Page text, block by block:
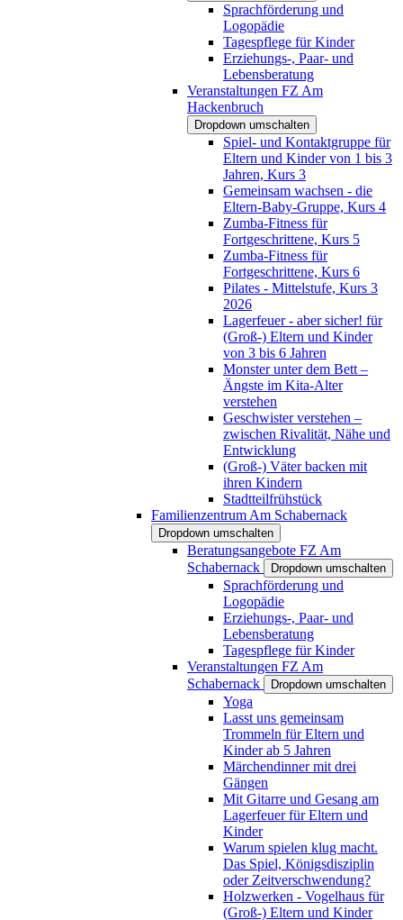
Sprachförderung und
Logopädie
Tagespflege für Kinder
Erziehungs-, Paar- und
Lebensberatung
Veranstaltungen FZ Am
Hackenbruch
Dropdown umschalten
Spiel- und Kontaktgruppe für
Eltern und Kinder von 1 bis 3
Jahren, Kurs 3
Gemeinsam wachsen - die
Eltern-Baby-Gruppe, Kurs 4
Zumba-Fitness für
Fortgeschrittene, Kurs 5
Zumba-Fitness für
Fortgeschrittene, Kurs 6
Pilates - Mittelstufe, Kurs 3
2026
Lagerfeuer - aber sicher! für
(Groß-) Eltern und Kinder
von 3 bis 6 Jahren
Monster unter dem Bett –
Ängste im Kita-Alter
verstehen
Geschwister verstehen –
zwischen Rivalität, Nähe und
Entwicklung
(Groß-) Väter backen mit
ihren Kindern
Stadtteilfrühstück
Familienzentrum Am Schabernack
Dropdown umschalten
Beratungsangebote FZ Am
Schabernack
Dropdown umschalten
Sprachförderung und
Logopädie
Erziehungs-, Paar- und
Lebensberatung
Tagespflege für Kinder
Veranstaltungen FZ Am
Schabernack
Dropdown umschalten
Yoga
Lasst uns gemeinsam
Trommeln für Eltern und
Kinder ab 5 Jahren
Märchendinner mit drei
Gängen
Mit Gitarre und Gesang am
Lagerfeuer für Eltern und
Kinder
Warum spielen klug macht.
Das Spiel, Königsdisziplin
oder Zeitverschwendung?
Holzwerken - Vogelhaus für
(Groß-) Eltern und Kinder